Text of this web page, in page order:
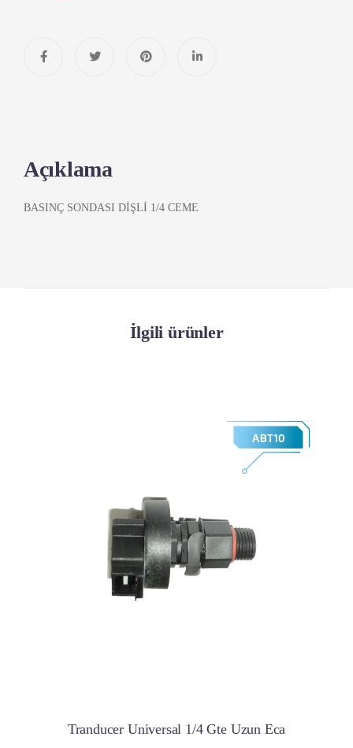
Açıklama
BASINÇ SONDASI DİŞLİ 1/4 CEME
İlgili ürünler
Tranducer Universal 1/4 Gte Uzun Eca